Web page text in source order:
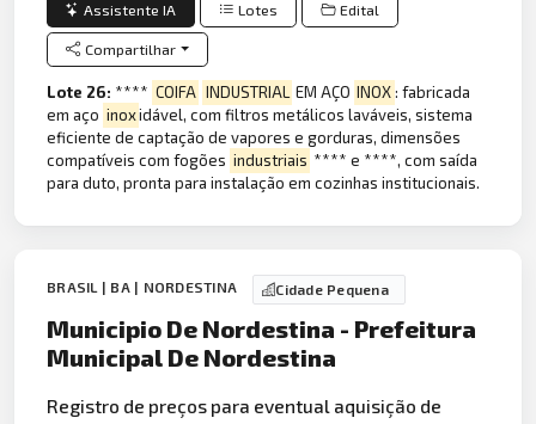
Assistente IA Lotes Edital
Compartilhar
Lote 26: **** COIFA INDUSTRIAL EM AÇO INOX: fabricada
em aço inoxidável, com filtros metálicos laváveis, sistema
eficiente de captação de vapores e gorduras, dimensões
compatíveis com fogões industriais **** e ****, com saída
para duto, pronta para instalação em cozinhas institucionais.
BRASIL | BA | NORDESTINA Cidade Pequena
Municipio De Nordestina - Prefeitura
Municipal De Nordestina
Registro de preços para eventual aquisição de